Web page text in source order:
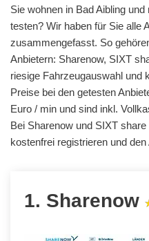
Sie wohnen in Bad Aibling
testen? Wir haben für Sie alle
zusammengefasst. So
Anbietern: Sharenow, SIXT
riesige Fahrzeugauswahl und
Preise bei den getesten
Euro / min und sind inkl.
Bei Sharenow und SIXT
kostenfrei registrieren und den
1. Sharenow